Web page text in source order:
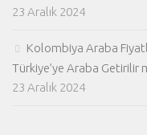
23 Aralık 2024
Kolombiya Araba
Türkiye’ye Araba Getirilir
23 Aralık 2024